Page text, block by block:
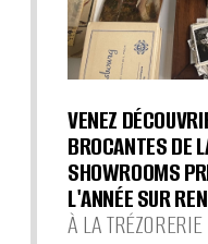
VENEZ
BROCANTES DE
SHOWROOMS
L'ANNÉE SUR
À LA TRÉZORERIE